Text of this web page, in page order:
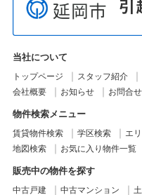
当社について
トップページ スタッフ紹介
会社概要
お知らせ お問合せ
物件検索メニュー
賃貸物件検索 学区検索 エ
地図検索
お気に入り物件一覧
販売中の物件を探す
中古戸建 中古マンション